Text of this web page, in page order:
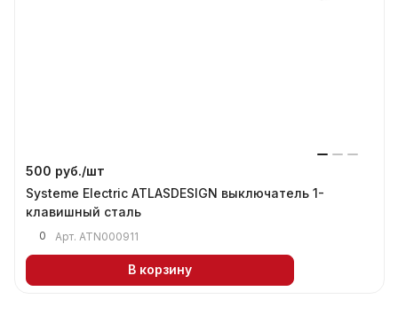
500 руб./шт
Systeme Electric ATLASDESIGN выключатель 1-
клавишный сталь
0 Арт. ATN000911
В корзину